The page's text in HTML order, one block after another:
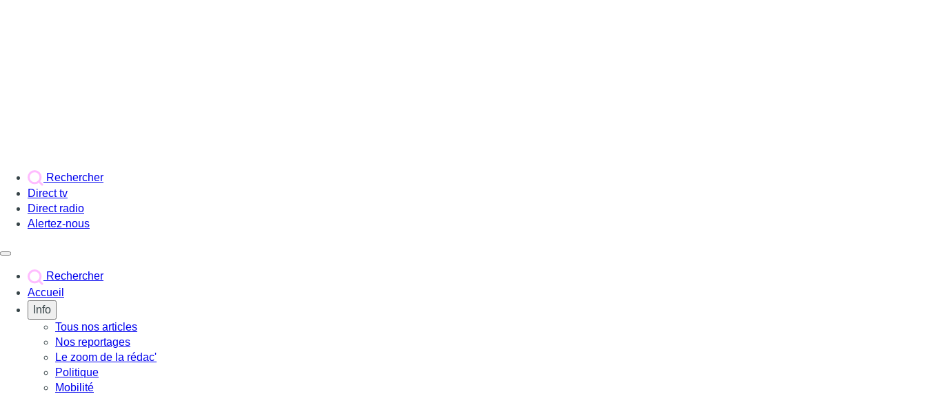
Rechercher
Direct tv
Direct radio
Alertez-nous
Rechercher
Accueil
Info
Tous nos articles
Nos reportages
Le zoom de la rédac'
Politique
Mobilité